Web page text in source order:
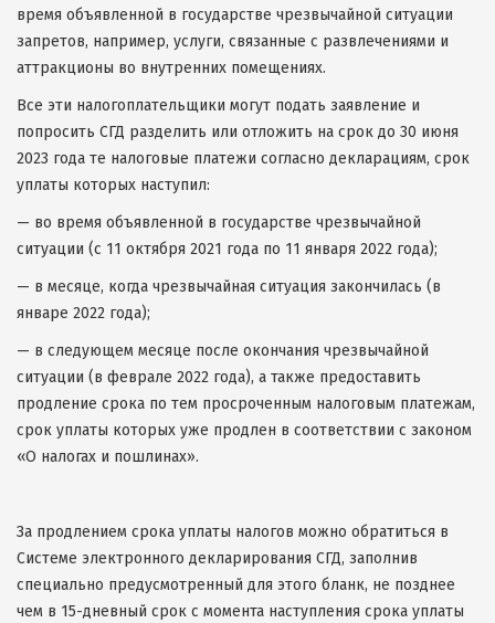
время объявленной в государстве чрезвычайной ситуации
запретов, например, услуги, связанные с развлечениями и
аттракционы во внутренних помещениях.
Все эти налогоплательщики могут подать заявление и
попросить СГД разделить или отложить на срок до 30 июня
2023 года те налоговые платежи согласно декларациям, срок
уплаты которых наступил:
— во время объявленной в государстве чрезвычайной
ситуации (с 11 октября 2021 года по 11 января 2022 года);
— в месяце, когда чрезвычайная ситуация закончилась (в
январе 2022 года);
— в следующем месяце после окончания чрезвычайной
ситуации (в феврале 2022 года), а также предоставить
продление срока по тем просроченным налоговым платежам,
срок уплаты которых уже продлен в соответствии с законом
«О налогах и пошлинах».
За продлением срока уплаты налогов можно обратиться в
Системе электронного декларирования СГД, заполнив
специально предусмотренный для этого бланк, не позднее
чем в 15-дневный срок с момента наступления срока уплаты